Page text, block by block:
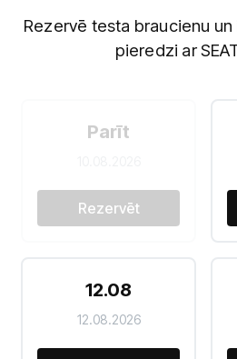
Rezervē testa braucienu
pieredzi ar
Parīt
Rezervēt
12.08
12.08.2026